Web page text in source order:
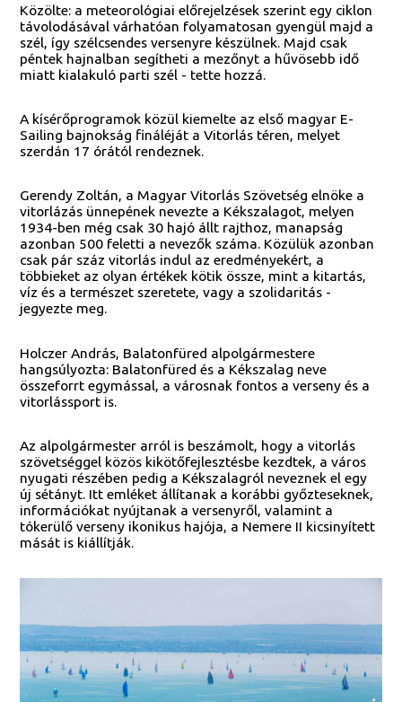
Közölte: a meteorológiai előrejelzések szerint egy ciklon
távolodásával várhatóan folyamatosan gyengül majd a
szél, így szélcsendes versenyre készülnek. Majd csak
péntek hajnalban segítheti a mezőnyt a hűvösebb idő
miatt kialakuló parti szél - tette hozzá.
A kísérőprogramok közül kiemelte az első magyar E-
Sailing bajnokság fináléját a Vitorlás téren, melyet
szerdán 17 órától rendeznek.
Gerendy Zoltán, a Magyar Vitorlás Szövetség elnöke a
vitorlázás ünnepének nevezte a Kékszalagot, melyen
1934-ben még csak 30 hajó állt rajthoz, manapság
azonban 500 feletti a nevezők száma. Közülük azonban
csak pár száz vitorlás indul az eredményekért, a
többieket az olyan értékek kötik össze, mint a kitartás,
víz és a természet szeretete, vagy a szolidaritás -
jegyezte meg.
Holczer András, Balatonfüred alpolgármestere
hangsúlyozta: Balatonfüred és a Kékszalag neve
összeforrt egymással, a városnak fontos a verseny és a
vitorlássport is.
Az alpolgármester arról is beszámolt, hogy a vitorlás
szövetséggel közös kikötőfejlesztésbe kezdtek, a város
nyugati részében pedig a Kékszalagról neveznek el egy
új sétányt. Itt emléket állítanak a korábbi győzteseknek,
információkat nyújtanak a versenyről, valamint a
tókerülő verseny ikonikus hajója, a Nemere II kicsinyített
mását is kiállítják.